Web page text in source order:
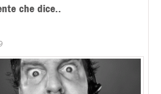
che dice..